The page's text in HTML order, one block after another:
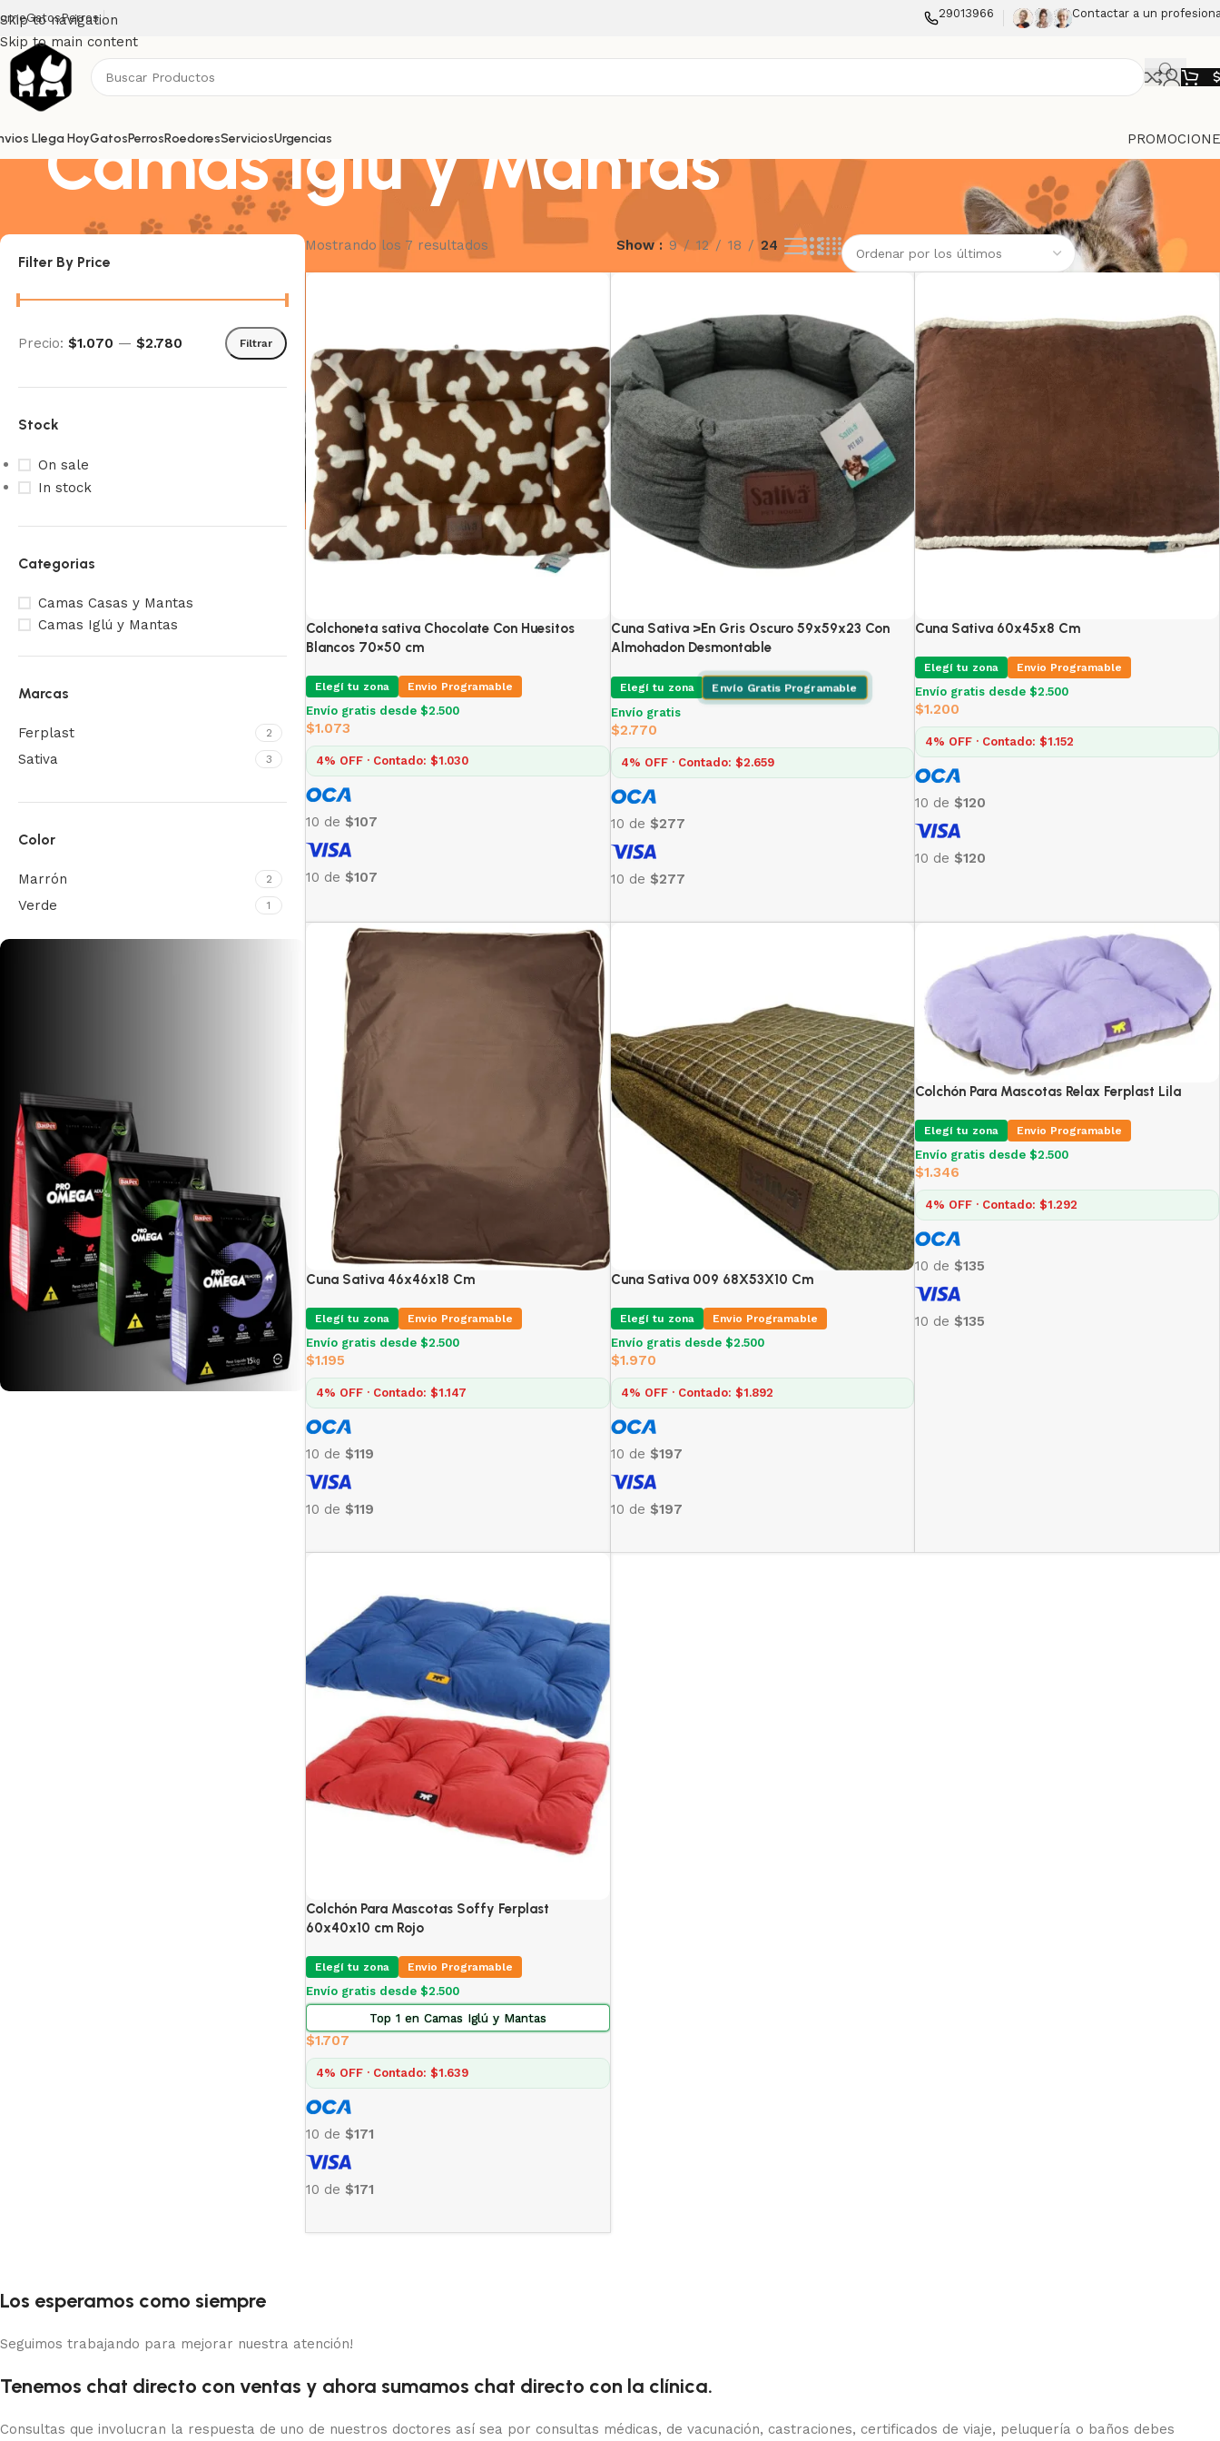
Skip to navigation
Skip to main content
GatosPerros 29013966 Contactar a un
$
Llega HoyGatosPerrosRoedoresServiciosUrgencias
Camas Iglú y Mantas
Filter By Price
Filtrar
Precio: $1.070 — $2.780
Stock
On sale
In stock
Categorias
Camas Casas y Mantas
Camas Iglú y Mantas
Marcas
Ferplast 2
Sativa 3
Color
Marrón 2
Verde 1
Mostrando los 7 resultados Show 9 12 18 24
Colchoneta sativa Chocolate Con Huesitos
Blancos 70×50 cm
Elegí tu zona Envio Programable
Envío gratis desde $2.500
$1.073
4% OFF · Contado: $1.030
10 de $107
10 de $107
Cuna Sativa >En Gris Oscuro 59x59x23 Con
Almohadon Desmontable
Elegí tu zona Envío Gratis Programable
Envío gratis
$2.770
4% OFF · Contado: $2.659
10 de $277
10 de $277
Cuna Sativa 60x45x8 Cm
Elegí tu zona Envio Programable
Envío gratis desde $2.500
$1.200
4% OFF · Contado: $1.152
10 de $120
10 de $120
Cuna Sativa 46x46x18 Cm
Elegí tu zona Envio Programable
Envío gratis desde $2.500
$1.195
4% OFF · Contado: $1.147
10 de $119
10 de $119
Cuna Sativa 009 68X53X10 Cm
Elegí tu zona Envio Programable
Envío gratis desde $2.500
$1.970
4% OFF · Contado: $1.892
10 de $197
10 de $197
Colchón Para Mascotas Relax Ferplast Lila
Elegí tu zona Envio Programable
Envío gratis desde $2.500
$1.346
4% OFF · Contado: $1.292
10 de $135
10 de $135
Colchón Para Mascotas Soffy Ferplast
60x40x10 cm Rojo
Elegí tu zona Envio Programable
Envío gratis desde $2.500
Top 1 en Camas Iglú y Mantas
$1.707
4% OFF · Contado: $1.639
10 de $171
10 de $171
Los esperamos como siempre
Seguimos trabajando para mejorar nuestra atención!
Tenemos chat directo con ventas y ahora sumamos chat directo con la clínica.
Consultas que involucran la respuesta de uno de nuestros doctores así sea por consultas médicas, de vacunación, castraciones, certificados de viaje, peluquería o baños debes